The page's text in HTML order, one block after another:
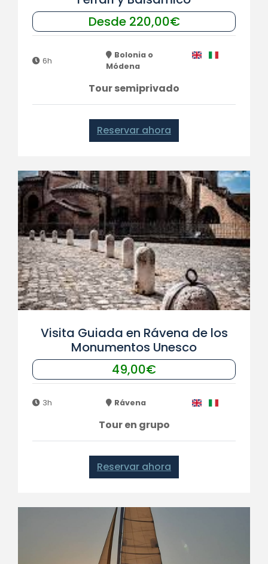
Desde 220,00€
6h
Bolonia o
Módena
Tour semiprivado
Reservar ahora
Visita Guiada en Rávena de los
Monumentos Unesco
49,00€
3h Rávena
Tour en grupo
Reservar ahora